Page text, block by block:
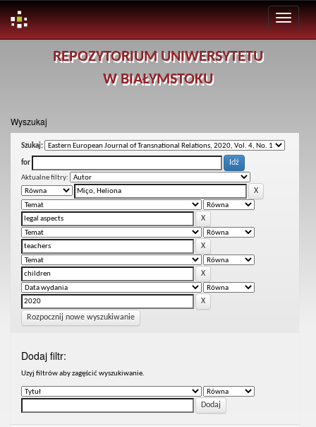
REPOZYTORIUM UNIWERSYTETU
W BIAŁYMSTOKU
Wyszukaj
Szukaj:
for
Aktualne filtry:
Rozpocznij nowe wyszukiwanie
Dodaj filtr:
Uzyj filtrów aby zagęścić wyszukiwanie.